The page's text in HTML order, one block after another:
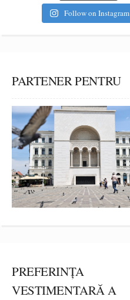
Follow on Instagram
PARTENER PENTRU
PREFERINȚA
VESTIMENTARĂ A